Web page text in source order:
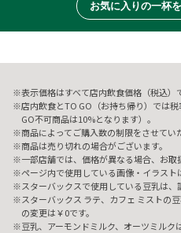
お気に入りの一杯
表示価格はすべて店内飲食価格（税込）
店内飲食とTO GO（お持ち帰り）では
GO不可商品は10%となります）。
商品によってご購入数の制限をさせてい
商品は売り切れの場合がございます。
一部店舗では、価格が異なる場合、お取
ページ内で使用している画像・イラスト
スターバックスで使用している豆乳は、
スターバックス ラテ、カフェ ミストの
の変更は￥0です。
豆乳、アーモンドミルク、オーツミルク